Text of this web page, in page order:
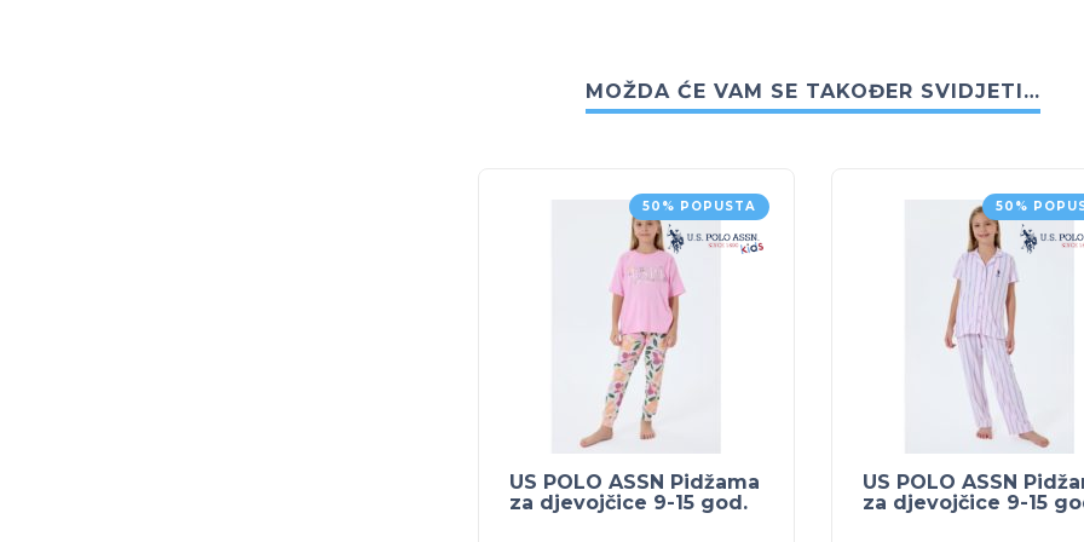
MOŽDA ĆE VAM SE TAKOĐER SVIDJETI…
50% POPUSTA
US POLO ASSN Pidžama
za djevojčice 9-15 god.
50%
US POLO ASSN
za djevojčice 9-15